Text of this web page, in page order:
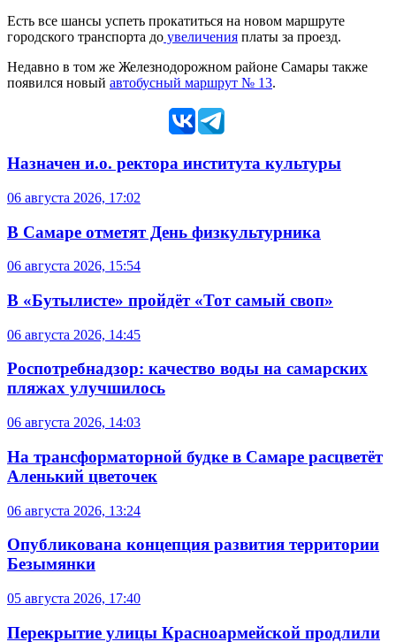
Есть все шансы успеть прокатиться на новом маршруте
городского транспорта до увеличения платы за проезд.
Недавно в том же Железнодорожном районе Самары также
появился новый автобусный маршрут № 13.
Назначен и.о. ректора института культуры
06 августа 2026, 17:02
В Самаре отметят День физкультурника
06 августа 2026, 15:54
В «Бутылисте» пройдёт «Тот самый своп»
06 августа 2026, 14:45
Роспотребнадзор: качество воды на самарских
пляжах улучшилось
06 августа 2026, 14:03
На трансформаторной будке в Самаре расцветёт
Аленький цветочек
06 августа 2026, 13:24
Опубликована концепция развития территории
Безымянки
05 августа 2026, 17:40
Перекрытие улицы Красноармейской продлили